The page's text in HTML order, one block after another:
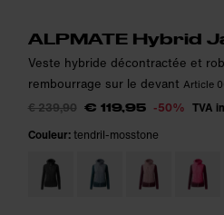
ALPMATE Hybrid
Veste hybride décontractée et
rembourrage sur le devant Article
€ 239,90 € 119,95 -50% TVA
Couleur: tendril-mosstone